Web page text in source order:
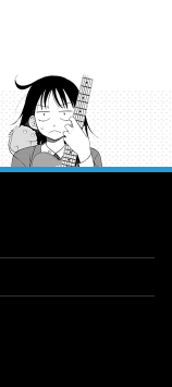
プルーキー！